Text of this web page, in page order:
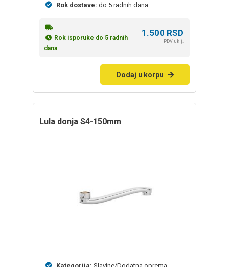
Rok dostave: do 5 radnih dana
Rok isporuke do 5 radnih
dana
1.500 RSD
PDV uklj.
Dodaj u korpu
lula donja S4-150mm